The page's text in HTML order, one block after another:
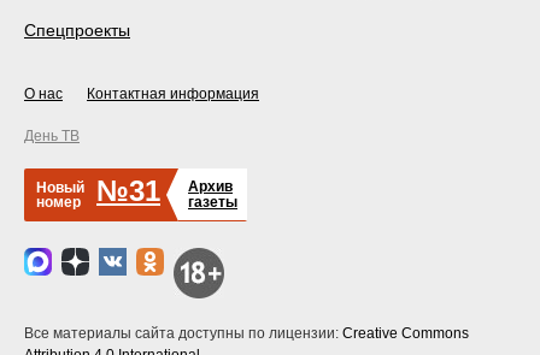
Спецпроекты
О нас Контактная информация
День ТВ
Новый
номер
№31
Архив
газеты
Все материалы сайта доступны по лицензии: Creative Commons